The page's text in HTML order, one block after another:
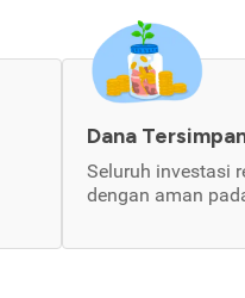
Dana
Seluruh investasi
dengan aman